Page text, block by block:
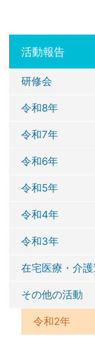
活動報告
研修会
令和8年
令和7年
令和6年
令和5年
令和4年
令和3年
在宅医療・介
その他の活動
令和2年